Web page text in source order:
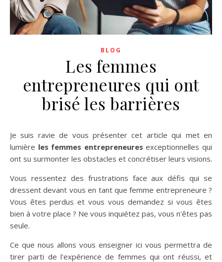
BLOG
Les femmes
entrepreneures qui ont
brisé les barrières
Je suis ravie de vous présenter cet article qui met en
lumière les femmes entrepreneures exceptionnelles qui
ont su surmonter les obstacles et concrétiser leurs visions.
Vous ressentez des frustrations face aux défis qui se
dressent devant vous en tant que femme entrepreneure ?
Vous êtes perdus et vous vous demandez si vous êtes
bien à votre place ? Ne vous inquiétez pas, vous n'êtes pas
seule.
Ce que nous allons vous enseigner ici vous permettra de
tirer parti de l'expérience de femmes qui ont réussi, et